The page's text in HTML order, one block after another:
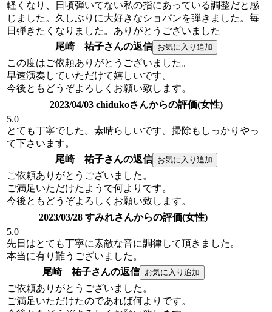
軽くなり、日頃弾いてない私の指にあっている調整だと感
じました。久しぶりに大好きなショパンを弾きました。毎
日弾きたくなりました。ありがとうございました
尾崎 祐子さんの返信
この度はご依頼ありがとうございました。
早速演奏していただけて嬉しいです。
今後ともどうぞよろしくお願い致します。
2023/04/03 chidukoさんからの評価(女性)
5.0
とても丁寧でした。素晴らしいです。掃除もしっかりやっ
て下さいます。
尾崎 祐子さんの返信
ご依頼ありがとうございました。
ご満足いただけたようで何よりです。
今後ともどうぞよろしくお願い致します。
2023/03/28 すみれさんからの評価(女性)
5.0
先日はとても丁寧に素敵な音に調律して頂きました。
本当に有り難うございました。
尾崎 祐子さんの返信
ご依頼ありがとうございました。
ご満足いただけたのであれば何よりです。